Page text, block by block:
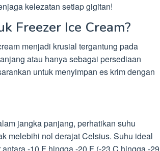
kelezatan setiap gigitan!
Freezer Ice Cream?
menjadi krusial tergantung pada
atau hanya sebagai persediaan
untuk menyimpan es krim dengan
jangka panjang, perhatikan suhu
melebihi nol derajat Celsius. Suhu ideal